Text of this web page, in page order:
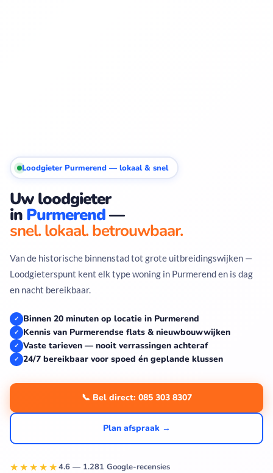
Loodgieter Purmerend — lokaal & snel
Uw loodgieter
in Purmerend—
snel. lokaal. betrouwbaar.
Van de historische binnenstad tot grote uitbreidingswijken —
Loodgieterspunt kent elk type woning in Purmerend en is dag
en nacht bereikbaar.
✓ Binnen 20 minuten op locatie in Purmerend
✓ Kennis van Purmerendse flats & nieuwbouwwijken
✓ Vaste tarieven — nooit verrassingen achteraf
✓ 24/7 bereikbaar voor spoed én geplande klussen
📞 Bel direct: 085 303 8307
Plan afspraak →
★★★★★4.6 — 1.281 Google-recensies